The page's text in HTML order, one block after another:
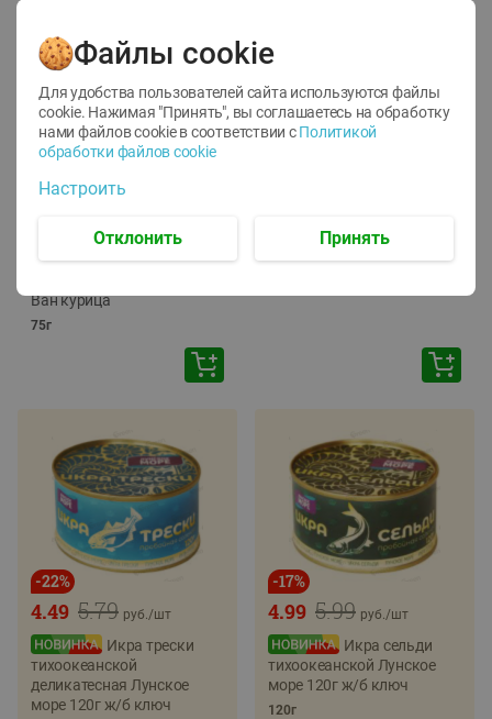
12
1.05 руб./
руб./шт
Корм влаж. для кош. с
Ван курица
75г
ТОФУ Vegetus ТВЕРДЫЙ
-22%
5.79
4.49 руб./шт
Икра трески
тихоокеанской
деликатесная Лунское
море 120г ж/б ключ
-17%
5.99
4.99 руб./шт
Икра сельди
тихоокеанской Лунское
море 120г ж/б ключ
120г
Файлы cookie
Для удобства пользователей сайта используются файлы
cookie. Нажимая "Принять", вы соглашаетесь на обработку
нами файлов cookie в соответствии с Политикой
обработки файлов cookie
Настроить
Отклонить Принять